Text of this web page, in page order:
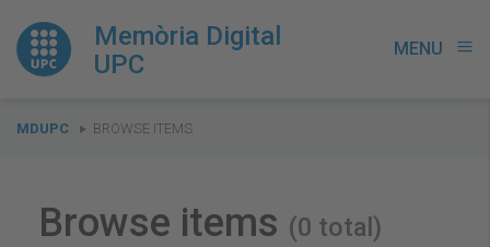
Memòria Digital
UPC
MENU menu
You
MDUPC BROWSE ITEMS
Browse items (0 total)